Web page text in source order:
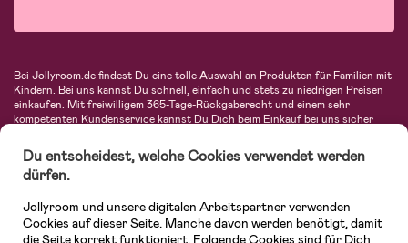
Bei Jollyroom.de findest Du eine tolle Auswahl an Produkten für Familien mit
Kindern. Bei uns kannst Du schnell, einfach und stets zu niedrigen Preisen
einkaufen. Mit freiwilligem 365-Tage-Rückgaberecht und einem sehr
kompetenten Kundenservice kannst Du Dich beim Einkauf bei uns sicher
Autositze, Kinder- und Babymode, Produkte für Mütter und eine Menge
fantastischer Einrichtungsgegenstände, Spielsachen, Babyprodukte und
vieles mehr. Wir haben Produkte von bekannten Herstellern wie Britax, Maxi-
Avent, Jack Wolfskin, Cybex, LEGO und vielen mehr. Schau Dich um in
unserer vielfältigen Online-Boutique für Kinder & Babys. Willkommen!
Du entscheidest, welche Cookies verwendet werden
dürfen.
Jollyroom und unsere digitalen Arbeitspartner verwenden
Cookies auf dieser Seite. Manche davon werden benötigt, damit
die Seite korrekt funktioniert. Folgende Cookies sind für Dich